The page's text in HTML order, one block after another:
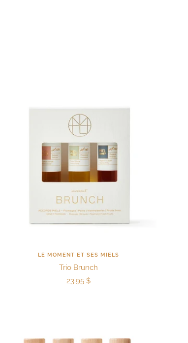
LE MOMENT ET SES MIELS
Trio Brunch
Prix
23.95 $